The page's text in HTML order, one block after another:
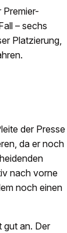
Premier-
– sechs
Platzierung,
der Presse
da er noch
nach vorne
noch einen
gut an. Der